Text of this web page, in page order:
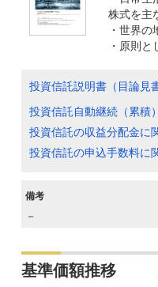
株式を主
・世界
・原則と
投資信託説明書（目論見
投資信託自動継続（累積
投資信託の収益分配金に
投資信託の申込手数料に
備考
－
基準価額推移